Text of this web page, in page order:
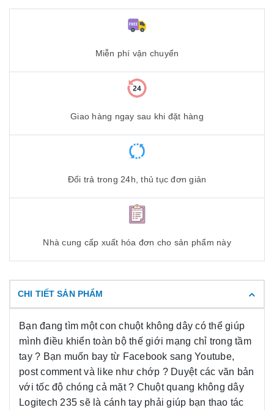
Miễn phí vận chuyển
Giao hàng ngay sau khi đặt hàng
Đổi trả trong 24h, thủ tục đơn giản
Nhà cung cấp xuất hóa đơn cho sản phẩm này
CHI TIẾT SẢN PHẨM
Bạn đang tìm một con chuột không dây có thể giúp
mình điều khiển toàn bộ thế giới mạng chỉ trong tầm
tay ? Bạn muốn bay từ Facebook sang Youtube,
post comment và like như chớp ? Duyệt các văn bản
với tốc độ chóng cả mặt ? Chuột quang không dây
Logitech 235 sẽ là cánh tay phải giúp bạn thao tác